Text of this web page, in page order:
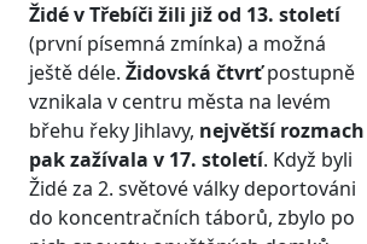
Židé v Třebíči žili již od 13. století
(první písemná zmínka) a možná
ještě déle. Židovská čtvrťpostupně
vznikala v centru města na levém
břehu řeky Jihlavy, největší rozmach
pak zažívala v 17. století. Když byli
Židé za 2. světové války deportováni
do koncentračních táborů, zbylo po